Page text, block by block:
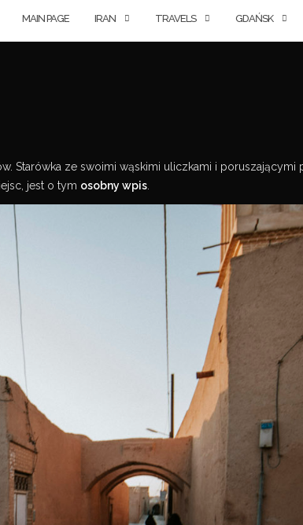
MAIN PAGE IRAN TRAVELS GDAŃSK
Starówka ze swoimi wąskimi uliczkami i
jest o tym osobny wpis